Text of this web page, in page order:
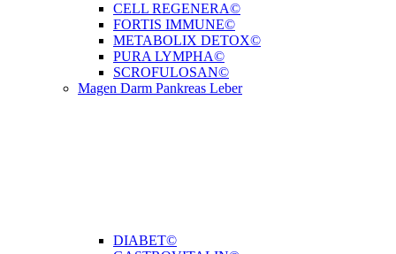
CELL REGENERA©
FORTIS IMMUNE©
METABOLIX DETOX©
PURA LYMPHA©
SCROFULOSAN©
Magen Darm Pankreas Leber
DIABET©